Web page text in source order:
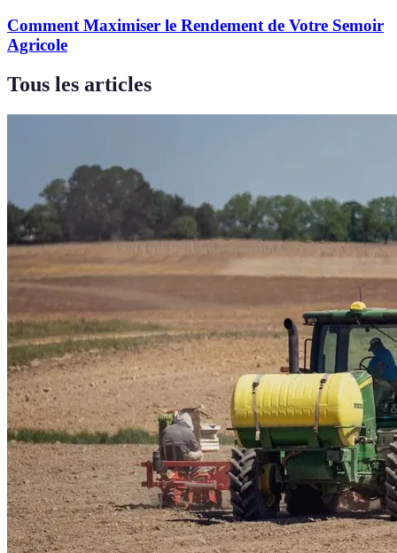
Comment Maximiser le Rendement de Votre Semoir
Agricole
Tous les articles